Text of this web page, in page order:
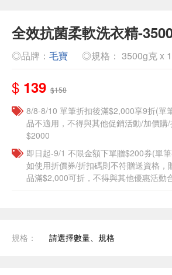
全效抗菌柔軟洗衣精-
◎品牌： 毛寶 ◎規格： 3500g克 x
$ 139 $158
8/8-8/10 單筆折扣後滿$2,000享9折(單
品不適用，不得與其他促銷活動/加價購
$2000
即日起-9/1 不限金額下單贈$200券(單
如使用折價券/折扣碼則不符贈送資格，
品滿$2,000可折，不得與其他優惠活動
規格： 請選擇數量、規格